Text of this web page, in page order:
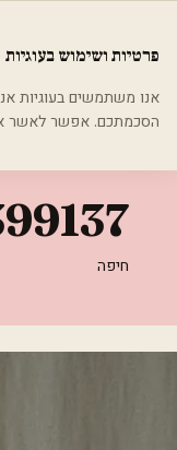
בית קטגוריות אסתטיקה
חיפה
פרטיות ושימוש בעוגיות
הסכמתכם. אפשר לאשר